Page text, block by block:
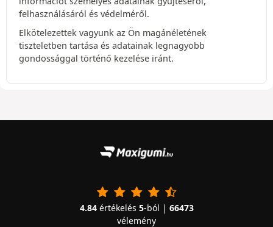
felhasználásáról és védelméről.
Elkötelezettek vagyunk az Ön magánéletének
tiszteletben tartása és adatainak legnagyobb
gondossággal történő kezelése iránt.
4.84értékelés 5-ból | 66473
vélemény